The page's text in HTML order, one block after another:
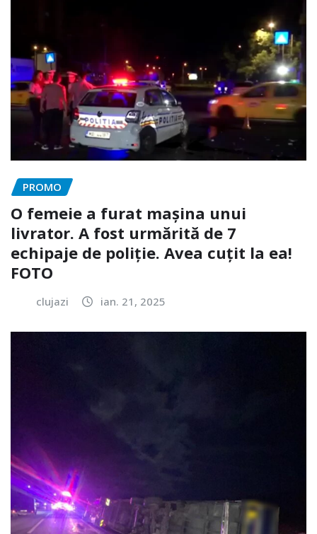
PROMO
O femeie a furat mașina unui
livrator. A fost urmărită de 7
echipaje de poliție. Avea cuțit la ea!
FOTO
clujazi ian. 21, 2025